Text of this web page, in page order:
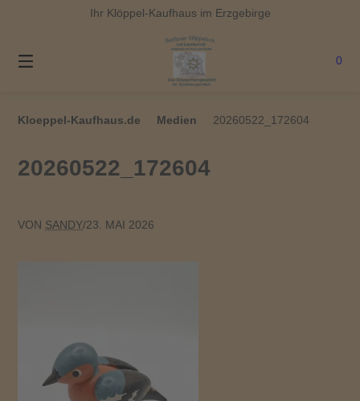
Ihr Klöppel-Kaufhaus im Erzgebirge
0
Kloeppel-Kaufhaus.de Medien 20260522_172604
20260522_172604
VON SANDY/23. MAI 2026